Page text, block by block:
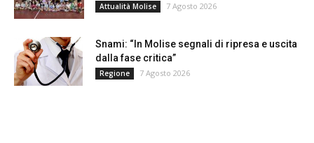
Attualità Molise 7 Agosto 2026
Snami: “In Molise segnali di ripresa e uscita
dalla fase critica”
Regione 7 Agosto 2026